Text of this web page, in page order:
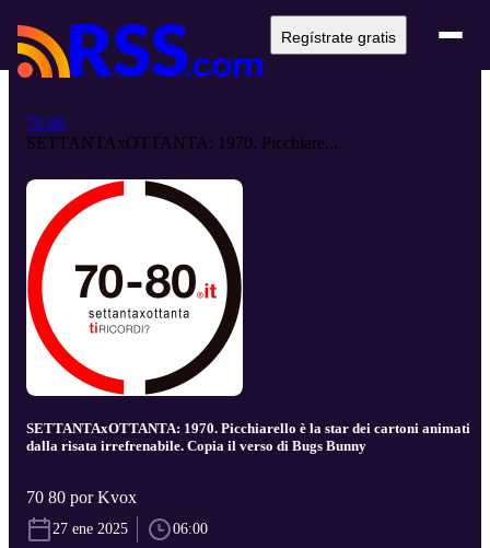
Regístrate gratis
70 80
SETTANTAxOTTANTA: 1970. Picchiare...
SETTANTAxOTTANTA: 1970. Picchiarello è la star dei cartoni animati
dalla risata irrefrenabile. Copia il verso di Bugs Bunny
70 80 por Kvox
27 ene 2025 06:00